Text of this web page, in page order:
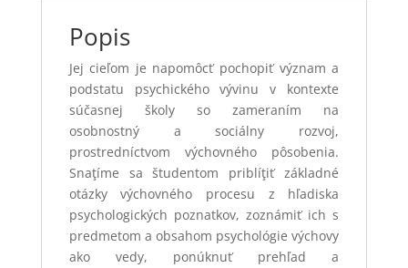
Popis
Jej cieľom je napomôcť pochopiť význam a
podstatu psychického vývinu v kontexte
súčasnej školy so zameraním na
osobnostný a sociálny rozvoj,
prostredníctvom výchovného pôsobenia.
Snaţíme sa študentom priblíţiť základné
otázky výchovného procesu z hľadiska
psychologických poznatkov, zoznámiť ich s
predmetom a obsahom psychológie výchovy
ako vedy, ponúknuť prehľad a